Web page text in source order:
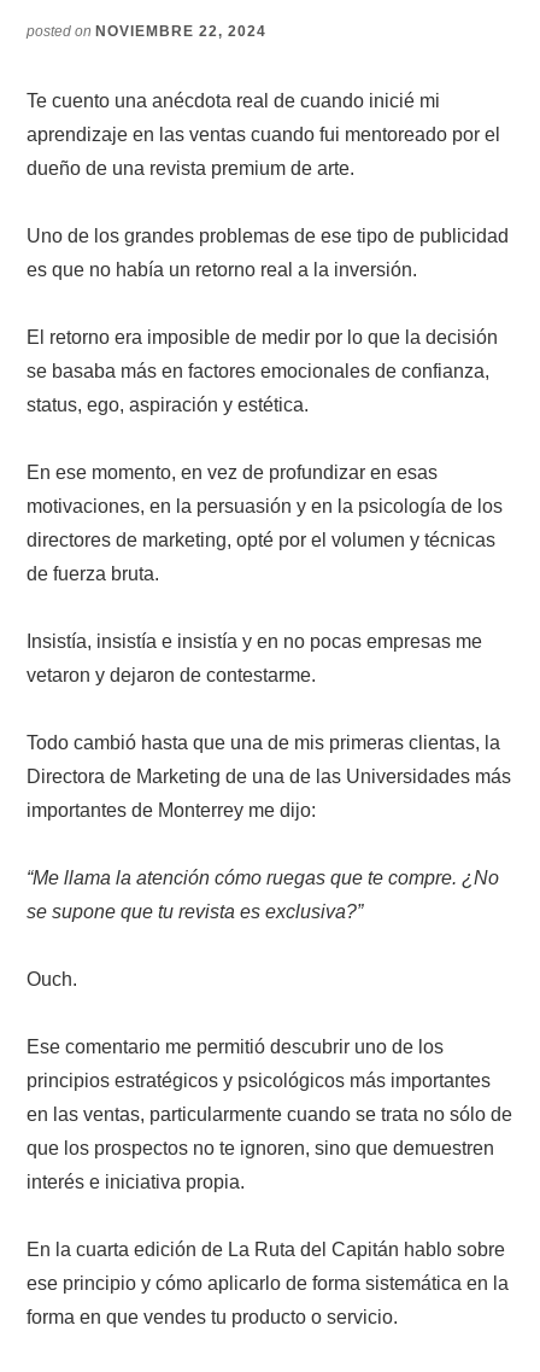
posted on NOVIEMBRE 22, 2024
Te cuento una anécdota real de cuando inicié mi
aprendizaje en las ventas cuando fui mentoreado por el
dueño de una revista premium de arte.
Uno de los grandes problemas de ese tipo de publicidad
es que no había un retorno real a la inversión.
El retorno era imposible de medir por lo que la decisión
se basaba más en factores emocionales de confianza,
status, ego, aspiración y estética.
En ese momento, en vez de profundizar en esas
motivaciones, en la persuasión y en la psicología de los
directores de marketing, opté por el volumen y técnicas
de fuerza bruta.
Insistía, insistía e insistía y en no pocas empresas me
vetaron y dejaron de contestarme.
Todo cambió hasta que una de mis primeras clientas, la
Directora de Marketing de una de las Universidades más
importantes de Monterrey me dijo:
“Me llama la atención cómo ruegas que te compre. ¿No
se supone que tu revista es exclusiva?”
Ouch.
Ese comentario me permitió descubrir uno de los
principios estratégicos y psicológicos más importantes
en las ventas, particularmente cuando se trata no sólo de
que los prospectos no te ignoren, sino que demuestren
interés e iniciativa propia.
En la cuarta edición de La Ruta del Capitán hablo sobre
ese principio y cómo aplicarlo de forma sistemática en la
forma en que vendes tu producto o servicio.